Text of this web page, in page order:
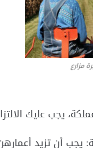
مزارع
يجب عليك
أن تزيد أعمارهن عن 22